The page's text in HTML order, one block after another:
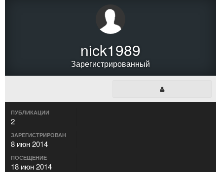
nick1989
Зарегистрированный
ПУБЛИКАЦИИ
2
ЗАРЕГИСТРИРОВАН
8 июн 2014
ПОСЕЩЕНИЕ
18 июн 2014